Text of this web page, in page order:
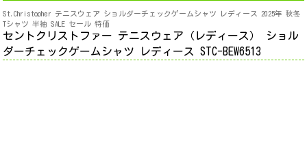
St.Christopher テニスウェア ショルダーチェックゲームシャツ レディース 2025年 秋冬
Tシャツ 半袖 SALE セール 特価
セントクリストファー テニスウェア（レディース） ショル
ダーチェックゲームシャツ レディース STC-BEW6513